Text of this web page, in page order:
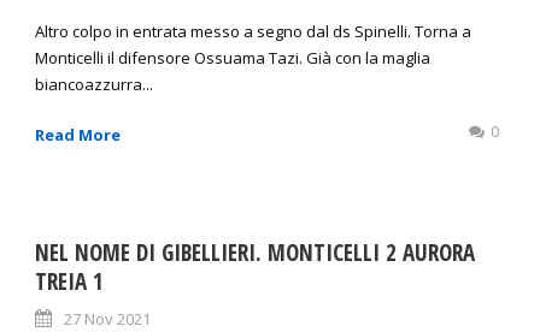
Altro colpo in entrata messo a segno dal ds Spinelli. Torna a
Monticelli il difensore Ossuama Tazi. Già con la maglia
biancoazzurra...
Read More 0
NEL NOME DI GIBELLIERI. MONTICELLI 2 AURORA
TREIA 1
27 Nov 2021